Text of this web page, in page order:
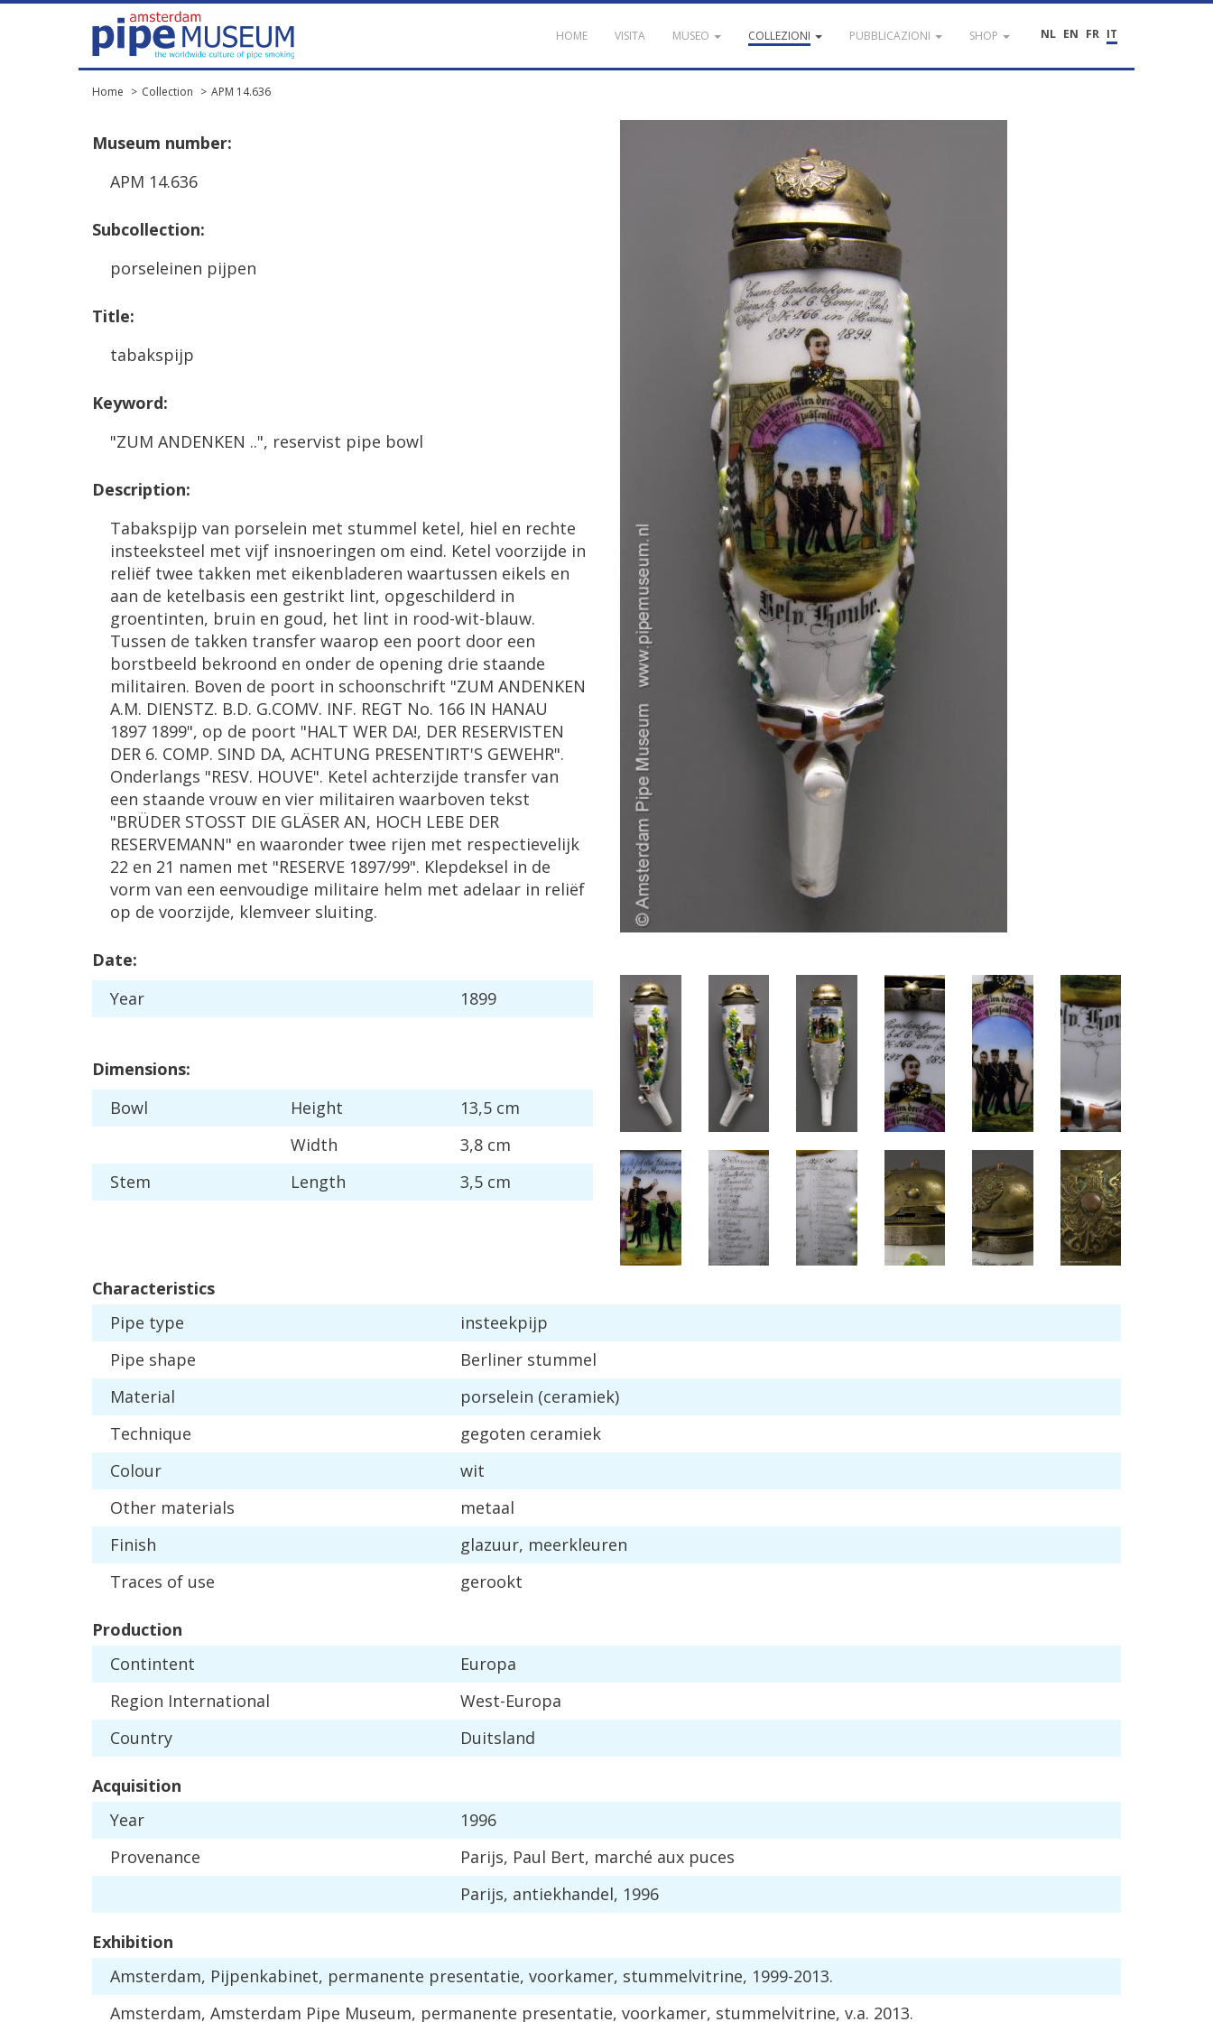
NL EN FR IT
HOME VISITA MUSEO COLLEZIONI PUBBLICAZIONI SHOP
Home Collection APM 14.636
Museum number:
APM 14.636
Subcollection:
porseleinen pijpen
Title:
tabakspijp
Keyword:
"ZUM ANDENKEN ..", reservist pipe bowl
Description:
Tabakspijp van porselein met stummel ketel, hiel en rechte
insteeksteel met vijf insnoeringen om eind. Ketel voorzijde in
reliëf twee takken met eikenbladeren waartussen eikels en
aan de ketelbasis een gestrikt lint, opgeschilderd in
groentinten, bruin en goud, het lint in rood-wit-blauw.
Tussen de takken transfer waarop een poort door een
borstbeeld bekroond en onder de opening drie staande
militairen. Boven de poort in schoonschrift "ZUM ANDENKEN
A.M. DIENSTZ. B.D. G.COMV. INF. REGT No. 166 IN HANAU
1897 1899", op de poort "HALT WER DA!, DER RESERVISTEN
DER 6. COMP. SIND DA, ACHTUNG PRESENTIRT'S GEWEHR".
Onderlangs "RESV. HOUVE". Ketel achterzijde transfer van
een staande vrouw en vier militairen waarboven tekst
"BRÜDER STOSST DIE GLÄSER AN, HOCH LEBE DER
RESERVEMANN" en waaronder twee rijen met respectievelijk
22 en 21 namen met "RESERVE 1897/99". Klepdeksel in de
vorm van een eenvoudige militaire helm met adelaar in reliëf
op de voorzijde, klemveer sluiting.
Date:
Year
1899
Dimensions:
Bowl
Height 13,5 cm
Width
3,8 cm
Stem
Length 3,5 cm
Characteristics
Pipe type
insteekpijp
Pipe shape Berliner stummel
Material
porselein (ceramiek)
Technique
gegoten ceramiek
Colour
wit
Other materials
metaal
Finish
glazuur, meerkleuren
Traces of use gerookt
Production
Contintent
Europa
Region International West-Europa
Country
Duitsland
Acquisition
Year
1996
Provenance
Parijs, Paul Bert, marché aux puces
Parijs, antiekhandel, 1996
Exhibition
Amsterdam, Pijpenkabinet, permanente presentatie, voorkamer, stummelvitrine, 1999-2013.
Amsterdam, Amsterdam Pipe Museum, permanente presentatie, voorkamer, stummelvitrine, v.a. 2013.